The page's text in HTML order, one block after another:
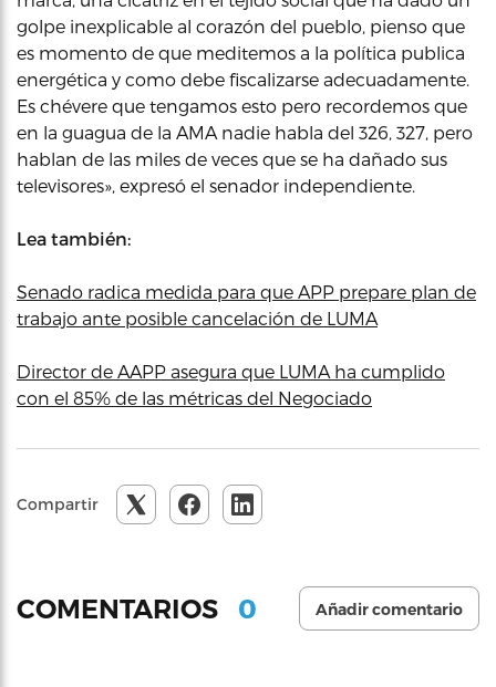
golpe inexplicable al corazón del pueblo, pienso que
es momento de que meditemos a la política publica
energética y como debe fiscalizarse adecuadamente.
Es chévere que tengamos esto pero recordemos que
en la guagua de la AMA nadie habla del 326, 327, pero
hablan de las miles de veces que se ha dañado sus
televisores», expresó el senador independiente.
Lea también:
Senado radica medida para que APP prepare plan de
trabajo ante posible cancelación de LUMA
Director de AAPP asegura que LUMA ha cumplido
con el 85% de las métricas del Negociado
Compartir
COMENTARIOS 0 Añadir comentario